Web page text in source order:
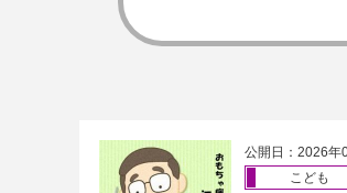
公開日：2026年
こども